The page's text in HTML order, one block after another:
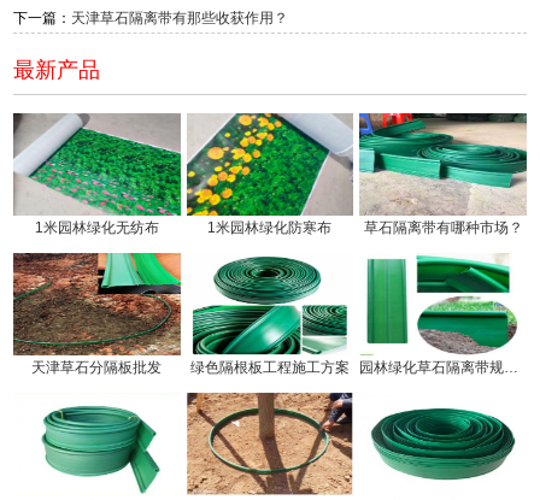
下一篇： 天津草石隔离带有那些收获作用？
最新产品
1米园林绿化无纺布 1米园林绿化防寒布 草石隔离带有哪种市场？
天津草石分隔板批发 绿色隔根板工程施工方案 园林绿化草石隔离带规格有几种!